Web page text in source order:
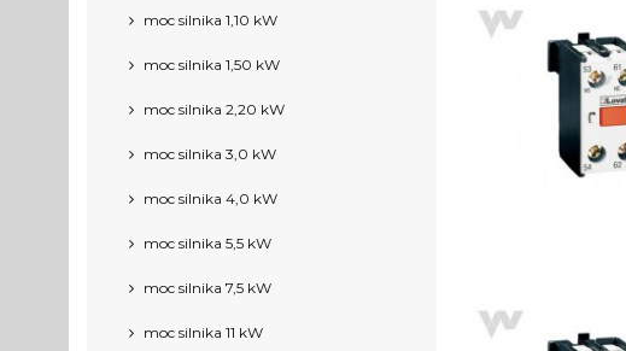
moc silnika 1,10 kW
moc silnika 1,50 kW
moc silnika 2,20 kW
moc silnika 3,0 kW
moc silnika 4,0 kW
moc silnika 5,5 kW
moc silnika 7,5 kW
moc silnika 11 kW